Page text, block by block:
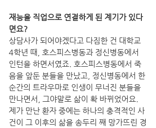
재능을 직업으로 연결하게 된 계기가 있다
면요?
상담사가 되어야겠다고 다짐한 건 대학교
4학년 때, 호스피스병동과 정신병동에서
인턴을 하면서였죠. 호스피스병동에서 죽
음을 앞둔 분들을 만났고, 정신병동에서 한
순간의 트라우마로 인생이 무너진 분들을
만나면서, 그야말로 삶이 확 바뀌었어요.
제가 만난 환자 중에는 하나의 충격적인 사
건이 그 이후의 삶을 송두리 째 망가뜨린 경